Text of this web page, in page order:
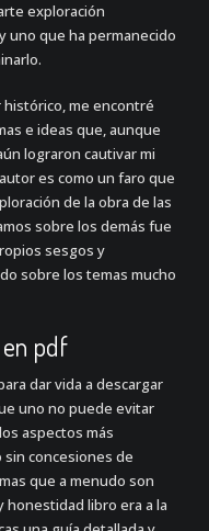
exploración
uno que ha permanecido
me encontré
e ideas que, aunque
lograron cautivar mi
es como un faro que
de la obra de las
sobre los demás fue
sesgos y
sobre los temas mucho
en pdf
dar vida a descargar
uno no puede evitar
aspectos más
concesiones de
que a menudo son
libro era a la